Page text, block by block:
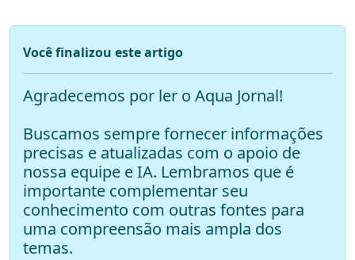
Você finalizou este artigo
Agradecemos por ler o Aqua Jornal!
Buscamos sempre fornecer informações
precisas e atualizadas com o apoio de
nossa equipe e IA. Lembramos que é
importante complementar seu
conhecimento com outras fontes para
uma compreensão mais ampla dos
temas.